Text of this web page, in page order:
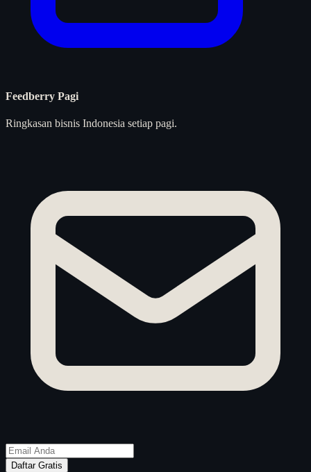
Feedberry Pagi
Ringkasan bisnis Indonesia setiap pagi.
Daftar Gratis